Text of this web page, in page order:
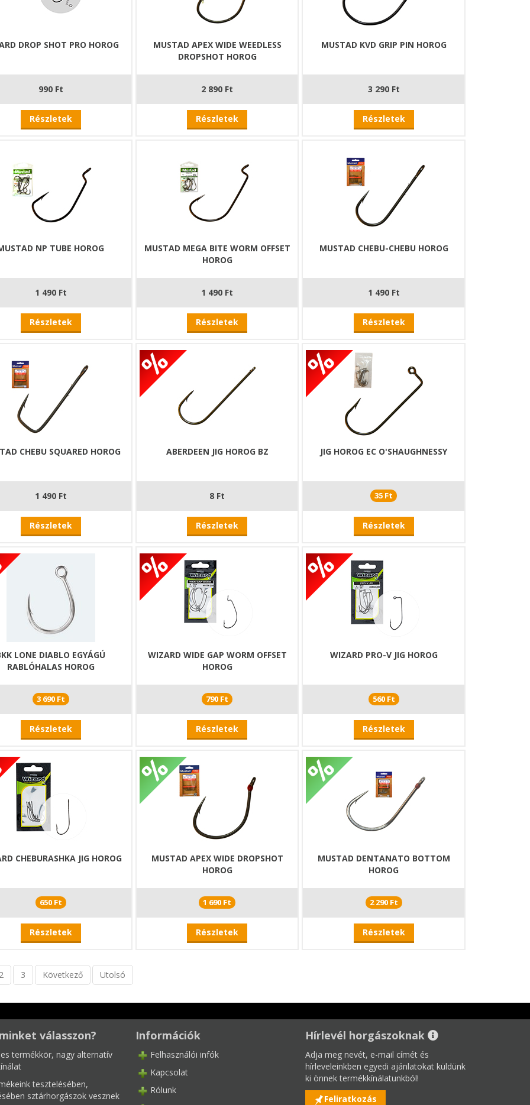
DROP SHOT PRO HOROG
990 Ft
Részletek
MUSTAD APEX WIDE WEEDLESS
DROPSHOT HOROG
2 890 Ft
Részletek
MUSTAD KVD GRIP PIN HOROG
3 290 Ft
Részletek
NP TUBE HOROG
1 490 Ft
Részletek
MUSTAD MEGA BITE WORM OFFSET
HOROG
1 490 Ft
Részletek
MUSTAD CHEBU-CHEBU HOROG
1 490 Ft
Részletek
CHEBU SQUARED HOROG
1 490 Ft
Részletek
ABERDEEN JIG HOROG BZ
8 Ft
Részletek
JIG HOROG EC O'SHAUGHNESSY
35 Ft
Részletek
LONE DIABLO EGYÁGÚ
RABLÓHALAS HOROG
3 690 Ft
Részletek
WIZARD WIDE GAP WORM OFFSET
HOROG
790 Ft
Részletek
WIZARD PRO-V JIG HOROG
560 Ft
Részletek
CHEBURASHKA JIG HOROG
650 Ft
Részletek
MUSTAD APEX WIDE DROPSHOT
HOROG
1 690 Ft
Részletek
MUSTAD DENTANATO BOTTOM
HOROG
2 290 Ft
Részletek
3 Következő Utolsó
válasszon?
termékkör, nagy alternatív
tesztelésében,
sztárhorgászok vesznek
Információk
Felhasználói infók
Kapcsolat
Rólunk
Hírlevél horgászoknak
Adja meg nevét, e-mail címét és
hírleveleinkben egyedi ajánlatokat küldünk
ki önnek termékkínálatunkból!
Feliratkozás